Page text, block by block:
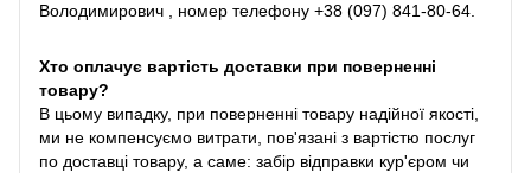
Володимирович , номер телефону +38 (097) 841-80-64.
Хто оплачує вартість доставки при поверненні
товару?
В цьому випадку, при поверненні товару надійної якості,
ми не компенсуємо витрати, пов'язані з вартістю послуг
по доставці товару, а саме: забір відправки кур'єром чи